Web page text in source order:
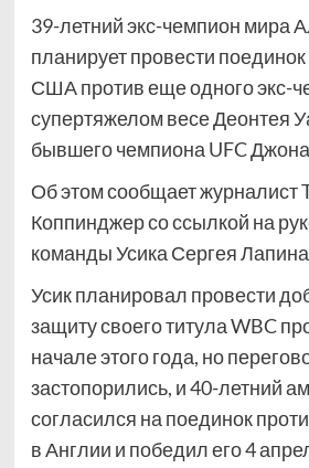
39-летний экс-чемпион мира
планирует провести поединок
США против еще одного экс-
супертяжелом весе Деонтея
бывшего чемпиона UFC
Об этом сообщает журналист
Коппинджер со ссылкой на
команды Усика Сергея
Усик планировал провести
защиту своего титула WBC
начале этого года, но
застопорились, и 40-летний
согласился на поединок
в Англии и победил его 4